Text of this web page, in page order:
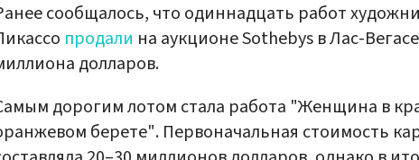
сообщалось, что одиннадцать работ
продали на аукционе Sothebys в Лас-
долларов.
дорогим лотом стала работа "Женщина в
берете". Первоначальная стоимость